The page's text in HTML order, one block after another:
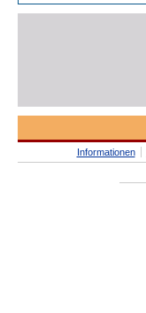
Informationen